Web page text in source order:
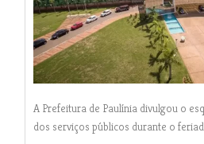
A Prefeitura de Paulínia divulgou o
dos serviços públicos durante o